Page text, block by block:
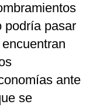
podría pasar
ante
se